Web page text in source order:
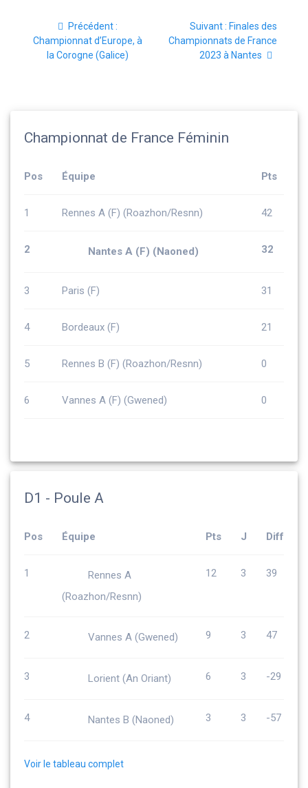
de
l’article
Précédent :Article
précédent
:
Championnat d’Europe, à
la Corogne (Galice)
Suivant : Article
suivant
Finales des
Championnats de France
2023 à Nantes
Championnat de France Féminin
Pos Équipe Pts
1 Rennes A (F) (Roazhon/Resnn) 42
2 Nantes A (F) (Naoned) 32
3 Paris (F) 31
4 Bordeaux (F) 21
5 Rennes B (F) (Roazhon/Resnn) 0
6 Vannes A (F) (Gwened) 0
D1 - Poule A
Pos Équipe Pts J Diff
1
Rennes A
(Roazhon/Resnn)
12 3 39
2 Vannes A (Gwened) 9 3 47
3 Lorient (An Oriant) 6 3 -29
4 Nantes B (Naoned) 3 3 -57
Voir le tableau complet